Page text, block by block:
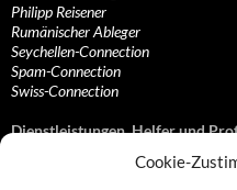
Cookie-
Philipp Reisener
Rumänischer Ableger
Seychellen-Connection
Spam-Connection
Swiss-Connection
Dienstleistungen, Helfer und
Anonymisierungsdienste, VPN- und